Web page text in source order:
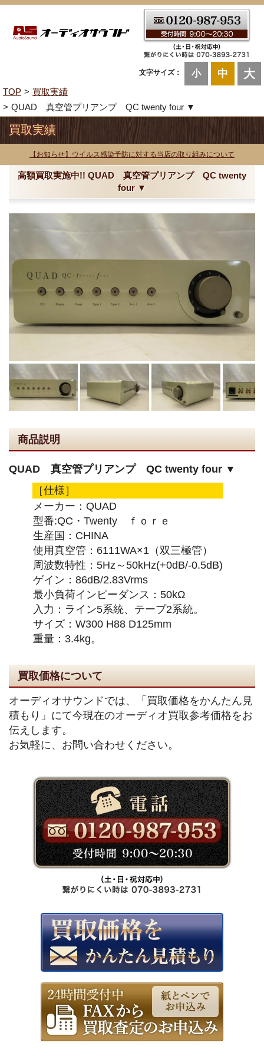
文字サイズ： 小 中 大
TOP
買取実績
QUAD 真空管プリアンプ QC twenty four ▼
買取実績
【お知らせ】ウイルス感染予防に対する当店の取り組みについて
高額買取実施中!! QUAD 真空管プリアンプ QC twenty
four ▼
商品説明
QUAD 真空管プリアンプ QC twenty four ▼
［仕様］
メーカー：QUAD
型番:QC・Twenty ｆｏｒｅ
生産国：CHINA
使用真空管：6111WA×1（双三極管）
周波数特性：5Hz～50kHz(+0dB/-0.5dB)
ゲイン：86dB/2.83Vrms
最小負荷インピーダンス：50kΩ
入力：ライン5系統、テープ2系統。
サイズ：W300 H88 D125mm
重量：3.4kg。
買取価格について
オーディオサウンドでは、「買取価格をかんたん見
積もり」にて今現在のオーディオ買取参考価格をお
伝えします。
お気軽に、お問い合わせください。